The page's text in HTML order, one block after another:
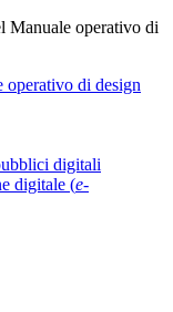
Manuale operativo di
operativo di design
digitali
digitale (e-